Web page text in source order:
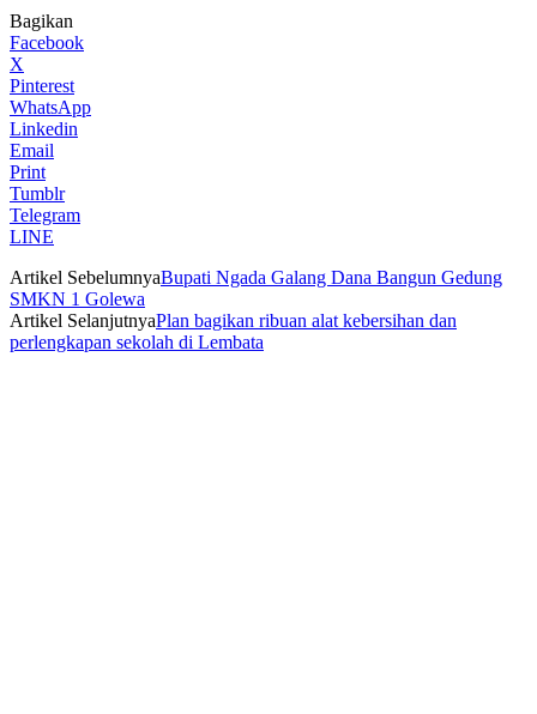
Bagikan
Facebook
X
Pinterest
WhatsApp
Linkedin
Email
Print
Tumblr
Telegram
LINE
Artikel SebelumnyaBupati Ngada Galang Dana Bangun Gedung
SMKN 1 Golewa
Artikel SelanjutnyaPlan bagikan ribuan alat kebersihan dan
perlengkapan sekolah di Lembata